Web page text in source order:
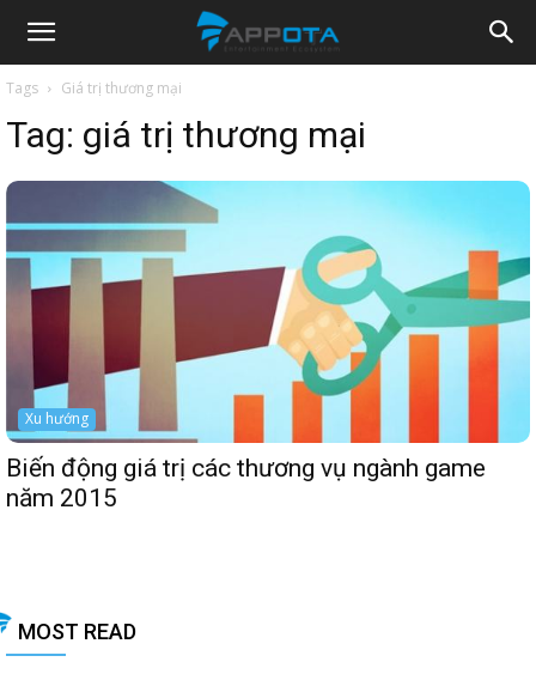
Appota
News
Tags Giá trị thương mại
Tag: giá trị thương mại
Xu hướng
Biến động giá trị các thương vụ ngành game
năm 2015
MOST READ